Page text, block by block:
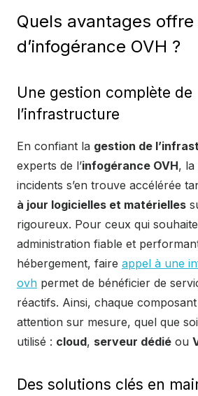
Quels avantages
d’infogérance OVH ?
Une gestion complète de
l’infrastructure
En confiant la gestion de
experts de l’infogérance OVH, la
incidents s’en trouve accélérée
à jour logicielles et matérielles
rigoureux. Pour ceux qui
administration fiable et
hébergement, faire appel à une
ovh permet de bénéficier de
réactifs. Ainsi, chaque composant
attention sur mesure, quel que
utilisé : cloud, serveur dédié ou
Des solutions clés en